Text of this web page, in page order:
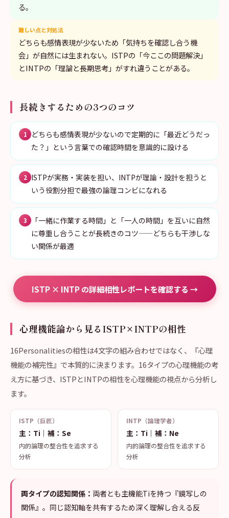
る。
難しい点と対処法
どちらも感情表現が少ないため「気持ちを確認し合う機
会」が自然には生まれない。ISTPの「今ここの問題解決」
とINTPの「理論と長期思考」がすれ違うことがある。
長続きするための3つのコツ
1
どちらも感情表現が少ないので定期的に「最近どうだっ
た？」という言葉での確認時間を意識的に設ける
2 ISTPが実務・実装を担い、INTPが理論・設計を担うと
いう役割分担で最強の論理コンビになれる
3
「一緒に作業する時間」と「一人の時間」を互いに自然
に尊重し合うことが長続きのコツ——どちらも干渉しな
い関係が最適
ISTP × INTP の詳細相性レポートを確認する →
心理機能論から見るISTP×INTPの相性
16Personalitiesの相性は4文字の組み合わせではなく、『心理
機能の補完性』で本質的に決まります。16タイプの心理機能の考
え方に基づき、ISTPとINTPの相性を心理機能の視点から分析し
ます。
ISTP（巨匠）
主：Ti｜補：Se
内的論理の整合性を追求する
分析
INTP（論理学者）
主：Ti｜補：Ne
内的論理の整合性を追求する
分析
両タイプの認知関係： 両者とも主機能Tiを持つ『鏡写しの
関係』。同じ認知軸を共有するため深く理解し合える反